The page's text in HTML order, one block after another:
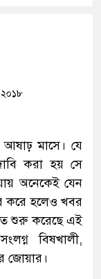
২০১৮
মাসে। যে
করা হয় সে
অনেকেই যেন
করে হলেও খবর
শুরু করেছে এই
বিষখালী,
জোয়ার।